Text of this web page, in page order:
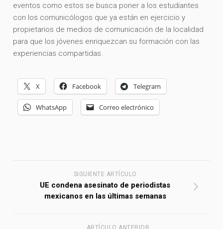
eventos como estos se busca poner a los estudiantes
con los comunicólogos que ya están en ejercicio y
propietarios de medios de comunicación de la localidad
para que los jóvenes enriquezcan su formación con las
experiencias compartidas.
X Facebook Telegram
WhatsApp Correo electrónico
SIGUIENTE ARTÍCULO
UE condena asesinato de periodistas
mexicanos en las últimas semanas
ARTÍCULO ANTERIOR